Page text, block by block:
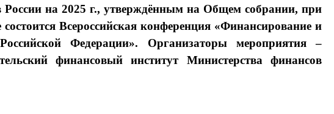
на 2025 г., утверждённым на Общем собрании, при
Всероссийская конференция «Финансирование и
Федерации». Организаторы мероприятия –
финансовый институт Министерства финансов